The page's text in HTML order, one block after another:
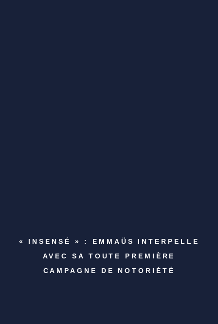
« INSENSÉ » : EMMAÜS INTERPELLE
AVEC SA TOUTE PREMIÈRE
CAMPAGNE DE NOTORIÉTÉ